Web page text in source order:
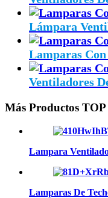
Lámpara
Lamparas
Ventiladores
Más Productos
Lampara
Lamparas De